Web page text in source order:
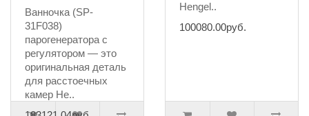
Ванночка (SP-
31F038)
парогенератора с
регулятором — это
оригинальная деталь
для расстоечных
камер He..
Hengel..
100080.00руб.